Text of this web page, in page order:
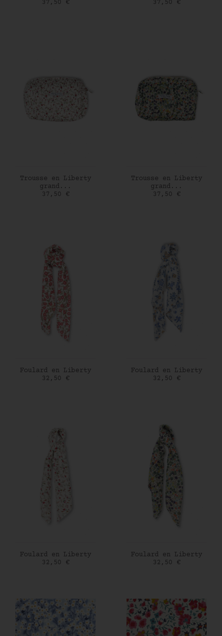
Prix
37,50 €
Prix
37,50 €
AJOUTER AU PANIER
Trousse en Liberty
grand...
Prix
37,50 €
AJOUTER AU PANIER
Trousse en Liberty
grand...
Prix
37,50 €
AJOUTER AU PANIER
Foulard en Liberty
Prix
32,50 €
AJOUTER AU PANIER
Foulard en Liberty
Prix
32,50 €
AJOUTER AU PANIER
Foulard en Liberty
Prix
32,50 €
AJOUTER AU PANIER
Foulard en Liberty
Prix
32,50 €